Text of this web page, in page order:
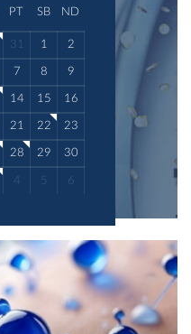
PT SB ND
31 1 2
7 8 9
14 15 16
21 22 23
28 29 30
4 5 6